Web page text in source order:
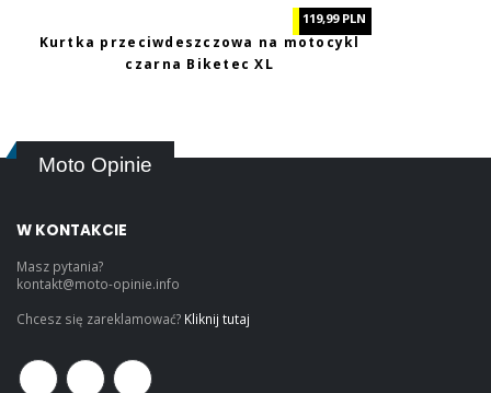
119,99 PLN
Kurtka przeciwdeszczowa na motocykl
czarna Biketec XL
Moto Opinie
W KONTAKCIE
Masz pytania?
kontakt@moto-opinie.info
Chcesz się zareklamować? Kliknij tutaj